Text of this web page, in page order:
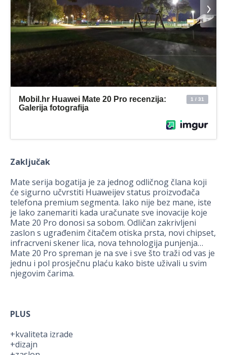
Zaključak
Mate serija bogatija je za jednog odličnog člana koji
će sigurno učvrstiti Huaweijev status proizvođača
telefona premium segmenta. Iako nije bez mane, iste
je lako zanemariti kada uračunate sve inovacije koje
Mate 20 Pro donosi sa sobom. Odličan zakrivljeni
zaslon s ugrađenim čitačem otiska prsta, novi chipset,
infracrveni skener lica, nova tehnologija punjenja…
Mate 20 Pro spreman je na sve i sve što traži od vas je
jednu i pol prosječnu plaću kako biste uživali u svim
njegovim čarima.
PLUS
+kvaliteta izrade
+dizajn